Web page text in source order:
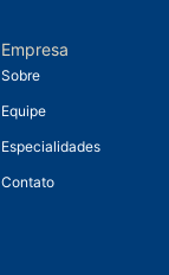
Empresa
Sobre
Equipe
Especialidades
Contato